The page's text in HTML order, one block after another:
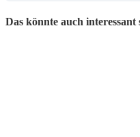
Das könnte auch interessant